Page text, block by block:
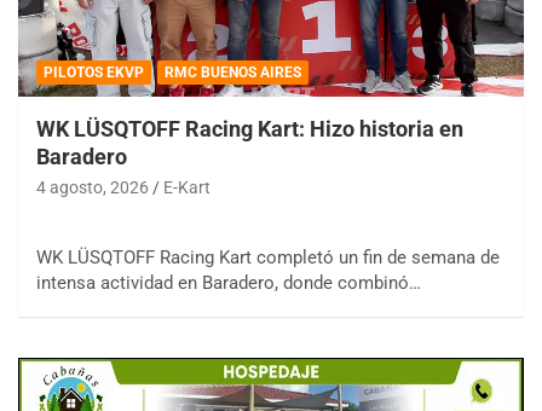
PILOTOS EKVP RMC BUENOS AIRES
WK LÜSQTOFF Racing Kart: Hizo historia en
Baradero
4 agosto, 2026 E-Kart
WK LÜSQTOFF Racing Kart completó un fin de semana de
intensa actividad en Baradero, donde combinó…